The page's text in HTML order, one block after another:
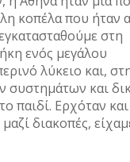
κοπέλα που ήταν
στη
ενός µεγάλου
λύκειο και,
συστηµάτων και
παιδί. Ερχόταν και
διακοπές,